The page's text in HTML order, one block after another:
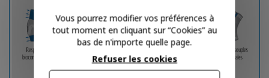
Vous pourrez modifier vos préférences à
tout moment en cliquant sur “Cookies” au
bas de n'importe quelle page.
Refuser les cookies